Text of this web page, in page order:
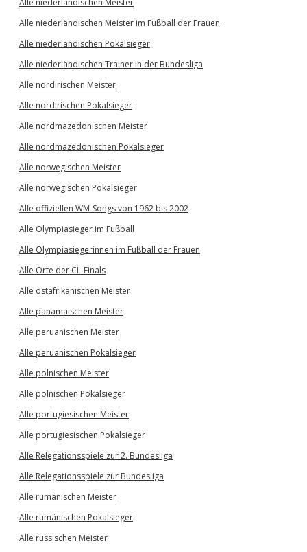
Alle niederländischen Meister
Alle niederländischen Meister im Fußball der Frauen
Alle niederländischen Pokalsieger
Alle niederländischen Trainer in der Bundesliga
Alle nordirischen Meister
Alle nordirischen Pokalsieger
Alle nordmazedonischen Meister
Alle nordmazedonischen Pokalsieger
Alle norwegischen Meister
Alle norwegischen Pokalsieger
Alle offiziellen WM-Songs von 1962 bis 2002
Alle Olympiasieger im Fußball
Alle Olympiasiegerinnen im Fußball der Frauen
Alle Orte der CL-Finals
Alle ostafrikanischen Meister
Alle panamaischen Meister
Alle peruanischen Meister
Alle peruanischen Pokalsieger
Alle polnischen Meister
Alle polnischen Pokalsieger
Alle portugiesischen Meister
Alle portugiesischen Pokalsieger
Alle Relegationsspiele zur 2. Bundesliga
Alle Relegationsspiele zur Bundesliga
Alle rumänischen Meister
Alle rumänischen Pokalsieger
Alle russischen Meister